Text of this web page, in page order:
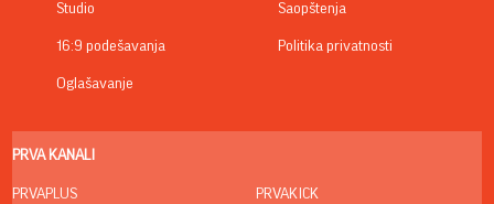
Studio
16:9 podešavanja
Oglašavanje
Saopštenja
Politika privatnosti
PRVA KANALI
PRVAPLUS PRVAKICK